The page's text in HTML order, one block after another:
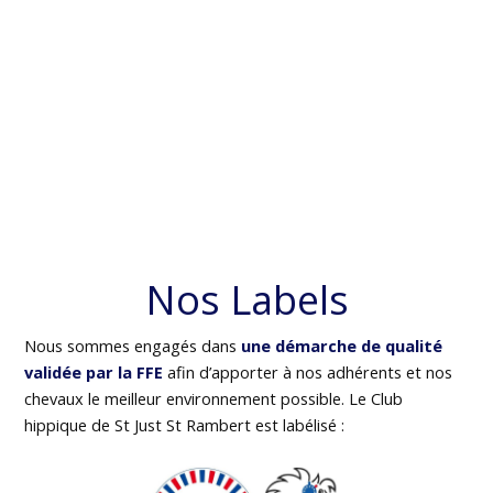
Nos Labels
Nous sommes engagés dans une démarche de qualité
validée par la FFE afin d’apporter à nos adhérents et nos
chevaux le meilleur environnement possible. Le Club
hippique de St Just St Rambert est labélisé :